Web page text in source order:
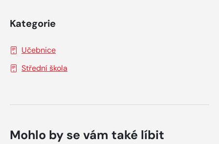
Kategorie
Učebnice
Střední škola
Mohlo by se vám také líbit